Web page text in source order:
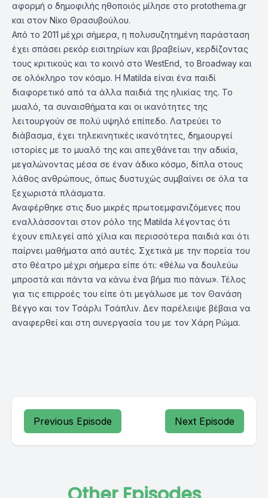
αφορμή ο δημοφιλής ηθοποιός μίλησε στο protothema.gr
και στον Νίκο Θρασυβούλου.
Από το 2011 μέχρι σήμερα, η πολυσυζητημένη παράσταση
έχει σπάσει ρεκόρ εισιτηρίων και βραβείων, κερδίζοντας
τους κριτικούς και το κοινό στο WestEnd, το Broadway και
σε ολόκληρο τον κόσμο. Η Matilda είναι ένα παιδί
διαφορετικό από τα άλλα παιδιά της ηλικίας της. Το
μυαλό, τα συναισθήματα και οι ικανότητες της
λειτουργούν σε πολύ υψηλό επίπεδο. Λατρεύει το
διάβασμα, έχει τηλεκινητικές ικανότητες, δημιουργεί
ιστορίες με το μυαλό της και απεχθάνεται την αδικία,
μεγαλώνοντας μέσα σε έναν άδικο κόσμο, δίπλα στους
λάθος ανθρώπους, όπως δυστυχώς συμβαίνει σε όλα τα
ξεχωριστά πλάσματα.
Αναφέρθηκε στις δυο μικρές πρωτοεμφανιζόμενες που
εναλλάσσονται στον ρόλο της Matilda λέγοντας ότι
έχουν επιλεγεί από χίλια και περισσότερα παιδιά και ότι
παίρνει μαθήματα από αυτές. Σχετικά με την πορεία του
στο θέατρο μέχρι σήμερα είπε ότι: «θέλω να δουλεύω
μπροστά και πάντα να κάνω ένα βήμα πιο πάνω». Τέλος
για τις επιρροές του είπε ότι μεγάλωσε με τον Θανάση
Βέγγο και τον Τσάρλι Τσάπλιν. Δεν παρέλειψε βέβαια να
αναφερθεί και στη συνεργασία του με τον Χάρη Ρώμα.
Previous Episode Next Episode